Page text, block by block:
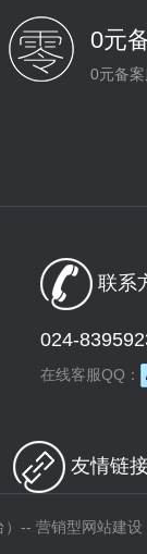
0元
0元备
联系
024-
在线客服QQ：
友情链
）-- 营销型网站建